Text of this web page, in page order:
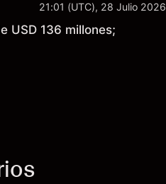
21:01 (UTC), 28 Julio 2026
USD 136 millones;